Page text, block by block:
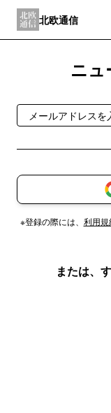
北欧通信
ニュ
※登録の際には、 利用規
または、